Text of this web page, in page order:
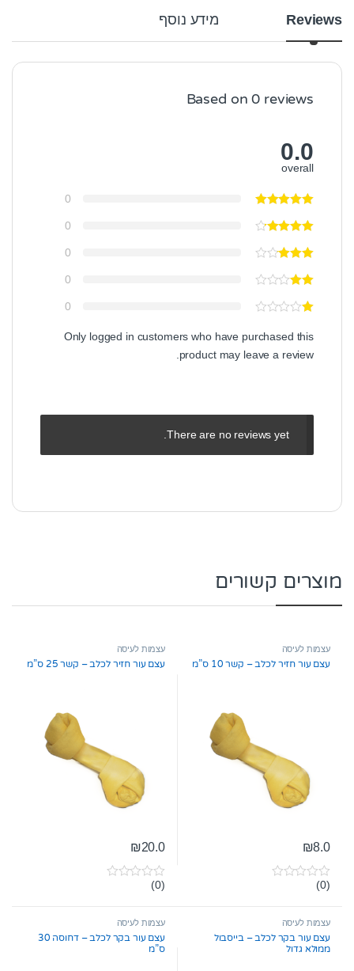
Reviews מידע נוסף
Based on 0 reviews
0.0
overall
0
0
0
0
0
Only logged in customers who have purchased this
product may leave a review.
There are no reviews yet.
מוצרים קשורים
עצמות לעיסה
עצם עור חזיר לכלב – קשר 10 ס”מ
₪8.0
0
t
f
5
(0)
עצמות לעיסה
עצם עור חזיר לכלב – קשר 25 ס”מ
₪20.0
0
t
f
5
(0)
עצמות לעיסה
עצם עור בקר לכלב – בייסבול
ממולא גדול
עצמות לעיסה
עצם עור בקר לכלב – דחוסה 30
ס”מ